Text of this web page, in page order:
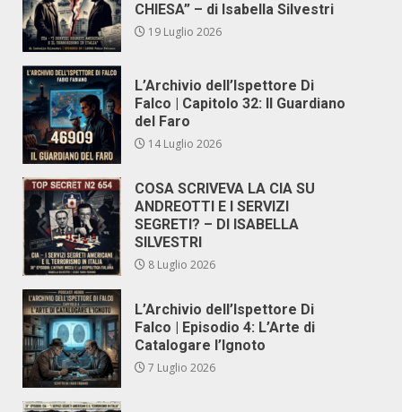
CHIESA” – di Isabella Silvestri
19 Luglio 2026
L’Archivio dell’Ispettore Di
Falco | Capitolo 32: Il Guardiano
del Faro
14 Luglio 2026
COSA SCRIVEVA LA CIA SU
ANDREOTTI E I SERVIZI
SEGRETI? – DI ISABELLA
SILVESTRI
8 Luglio 2026
L’Archivio dell’Ispettore Di
Falco | Episodio 4: L’Arte di
Catalogare l’Ignoto
7 Luglio 2026